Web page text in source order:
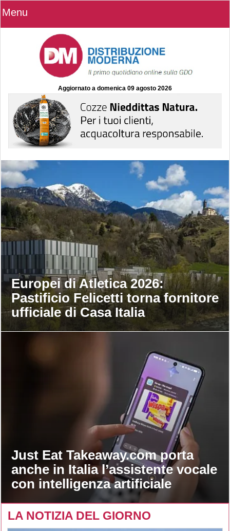
Menu
Aggiornato a domenica 09 agosto 2026
Europei di Atletica 2026:
Pastificio Felicetti torna fornitore
ufficiale di Casa Italia
Just Eat Takeaway.com porta
anche in Italia l’assistente vocale
con intelligenza artificiale
LA NOTIZIA DEL GIORNO